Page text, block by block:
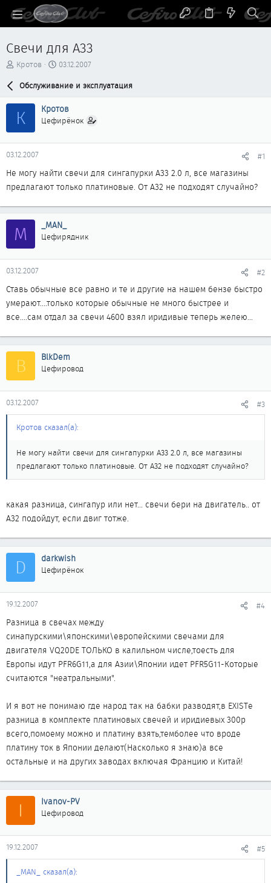
Свечи для А33
А
р
т
м
ы
Кротов
Д
т
н
а
а
03.12.2007
Обслуживание и эксплуатация
К Кротов
Цефирёнок
03.12.2007 #1
Не могу найти свечи для сингапурки А33 2.0 л, все магазины
предлагают только платиновые. От А32 не подходят случайно?
M _MAN_
Цефирядник
03.12.2007 #2
Ставь обычные все равно и те и другие на нашем бензе быстро
умерают....только которые обычные не много быстрее и
все....сам отдал за свечи 4600 взял иридивые теперь желею...
B BlkDem
Цефировод
03.12.2007 #3
Кротов сказал(а):
Не могу найти свечи для сингапурки А33 2.0 л, все магазины
предлагают только платиновые. От А32 не подходят случайно?
какая разница, сингапур или нет... свечи бери на двигатель.. от
А32 подойдут, если двиг тотже.
D darkwish
Цефирёнок
19.12.2007 #4
Разница в свечах между
синапурскими\японскими\европейскими свечами для
двигателя VQ20DE ТОЛЬКО в калильном числе,тоесть для
Европы идут PFR6G11,а для Азии\Японии идет PFR5G11-Которые
считаются "неатральными".
И я вот не понимаю где народ так на бабки разводят,в EXISTе
разница в комплекте платиновых свечей и иридиевых 300р
всего,помоему можно и платину взять,темболее что вроде
платину ток в Японии делают(Насколько я знаю)а все
остальные и на других заводах включая Францию и Китай!
I Ivanov-PV
Цефировод
19.12.2007 #5
_MAN_ сказал(а):